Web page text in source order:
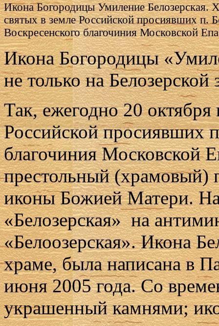
Икона Богородицы Умиление Белозерская.
святых в земле Российской просиявших п.
Воскресенского благочиния Московской
Икона Богородицы
не только на
Так, ежегодно 20
Российской просиявших
благочиния Московской
престольный (храмовый)
иконы Божией Матери.
«Белозерская» на
«Белоозерская». Икона
храме, была написана в
июня 2005 года. Со
украшенный камнями;